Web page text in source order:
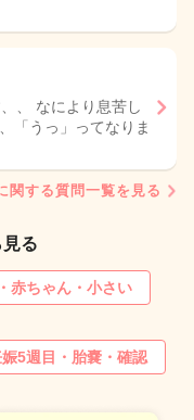
、 なにより息苦し
「うっ」ってなりま
関する質問一覧を見る
る
赤ちゃん・小さい
5週目・胎嚢・確認